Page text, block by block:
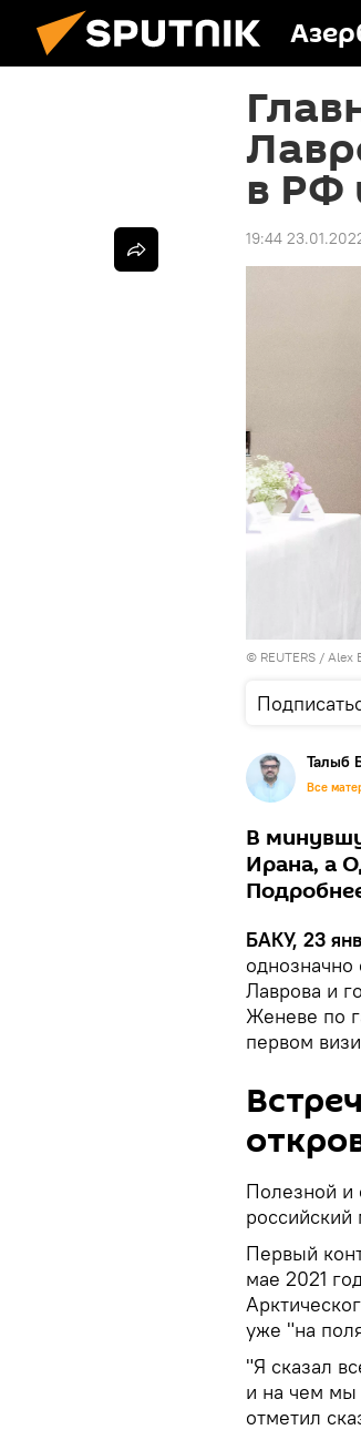
в РФ
19:44
© REUTERS / Alex
Талыб
Все
В
Ирана, а
БАКУ, 23
однозначно
Лаврова и
Женеве по
первом
Полезной и
Первый
мае 2021
уже "на
"Я сказал
и на чем мы
отметил